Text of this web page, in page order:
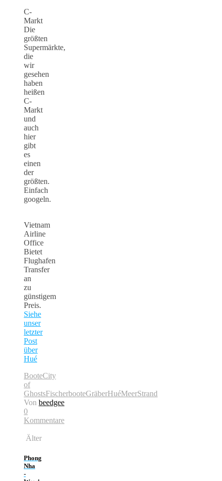
C-
Markt
Die
größten
Supermärkte,
die
wir
gesehen
haben
heißen
C-
Markt
und
auch
hier
gibt
es
einen
der
größten.
Einfach
googeln.
Vietnam
Airline
Office
Bietet
Flughafen
Transfer
an
zu
günstigem
Preis.
Siehe
unser
letzter
Post
über
Hué
BooteCity
of
GhostsFischerbooteGräberHuéMeerStrand
Von beedgee
0
Kommentare
Älter
Phong
Nha
-